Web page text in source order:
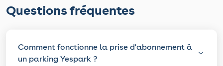
Questions fréquentes
Comment fonctionne la prise d'abonnement à
un parking Yespark ?